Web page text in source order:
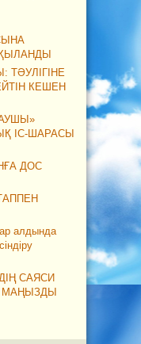
КЕШЕН
ІС-ШАРАСЫ
ДОС
алдында
САЯСИ
МАҢЫЗДЫ